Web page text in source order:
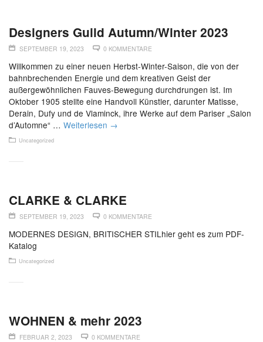
Designers Guild Autumn/Winter 2023
SEPTEMBER 19, 2023 0 KOMMENTARE
Willkommen zu einer neuen Herbst-Winter-Saison, die von der
bahnbrechenden Energie und dem kreativen Geist der
außergewöhnlichen Fauves-Bewegung durchdrungen ist. Im
Oktober 1905 stellte eine Handvoll Künstler, darunter Matisse,
Derain, Dufy und de Vlaminck, ihre Werke auf dem Pariser „Salon
d’Automne“ … Weiterlesen →
Uncategorized
CLARKE & CLARKE
SEPTEMBER 19, 2023 0 KOMMENTARE
MODERNES DESIGN, BRITISCHER STILhier geht es zum PDF-
Katalog
Uncategorized
WOHNEN & mehr 2023
FEBRUAR 2, 2023 0 KOMMENTARE